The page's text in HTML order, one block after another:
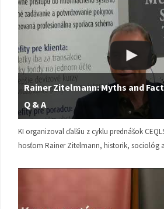
Rainer Zitelmann: Myths and
Q & A
KI organizoval ďalšiu z cyklu prednášok
hosťom Rainer Zitelmann, historik, sociológ